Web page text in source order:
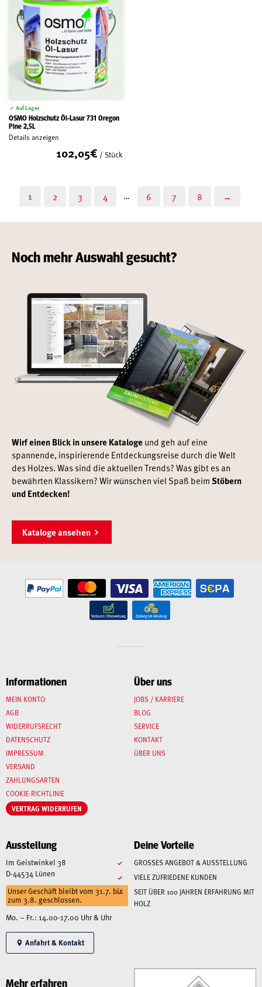
Auf Lager
OSMO Holzschutz Öl-Lasur 731 Oregon
Pine 2,5L
Details anzeigen
102,05€ / Stück
1 2 3 4 … 6 7 8 →
Noch mehr Auswahl gesucht?
Wirf einen Blick in unsere Katalogeund geh auf eine
spannende, inspirierende Entdeckungsreise durch die Welt
des Holzes. Was sind die aktuellen Trends? Was gibt es an
bewährten Klassikern? Wir wünschen viel Spaß beimStöbern
und Entdecken!
Kataloge ansehen
Informationen
MEIN KONTO
AGB
WIDERRUFSRECHT
DATENSCHUTZ
IMPRESSUM
VERSAND
ZAHLUNGSARTEN
COOKIE-RICHTLINIE
VERTRAG WIDERRUFEN
Über uns
JOBS / KARRIERE
BLOG
SERVICE
KONTAKT
ÜBER UNS
Ausstellung
Im Geistwinkel 38
D-44534 Lünen
Unser Geschäft bleibt vom 31.7. bis
zum 3.8. geschlossen.
Mo. – Fr.: 14.00-17.00 Uhr & Uhr
Anfahrt & Kontakt
Deine Vorteile
GROSSES ANGEBOT & AUSSTELLUNG
VIELE ZUFRIEDENE KUNDEN
SEIT ÜBER 100 JAHREN ERFAHRUNG MIT
HOLZ
Mehr erfahren